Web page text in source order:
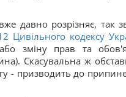
давно розрізняє, так
Цивільного кодексу
зміну прав та
Скасувальна ж
- призводить до